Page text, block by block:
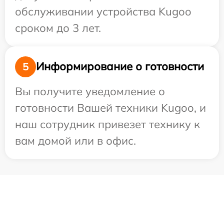
обслуживании устройства Kugoo
сроком до 3 лет.
5
Информирование о готовности
Вы получите уведомление о
готовности Вашей техники Kugoo, и
наш сотрудник привезет технику к
вам домой или в офис.